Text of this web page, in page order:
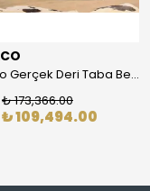
Monaco Gerçek Deri Taba Berjer
₺ 173,366.00
₺ 109,494.00